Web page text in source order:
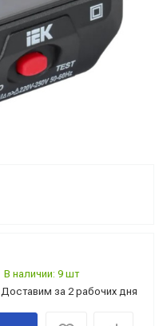
В наличии: 9 шт
Доставим за 2 рабочих дня